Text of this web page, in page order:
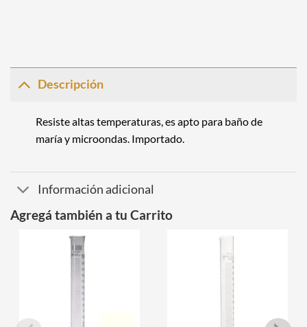
Descripción
Resiste altas temperaturas, es apto para baño de
maría y microondas. Importado.
Información adicional
Agregá también a tu Carrito